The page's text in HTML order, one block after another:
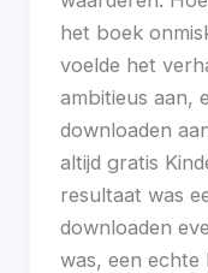
het boek
voelde het
ambitieus aan,
downloaden
altijd gratis
resultaat was
downloaden
was, een